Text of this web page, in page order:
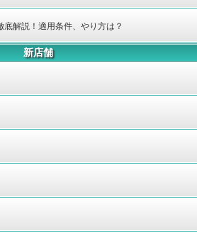
解説！適用条件、やり方は？
新店舗